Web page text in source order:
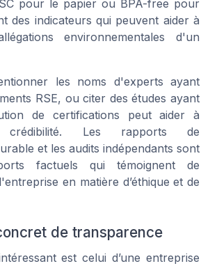
pour le papier ou BPA-free pour
des indicateurs qui peuvent aider à
environnementales d'un
les noms d'experts ayant
RSE, ou citer des études ayant
de certifications peut aider à
Les rapports de
et les audits indépendants sont
factuels qui témoignent de
en matière d’éthique et de
de transparence
est celui d’une entreprise